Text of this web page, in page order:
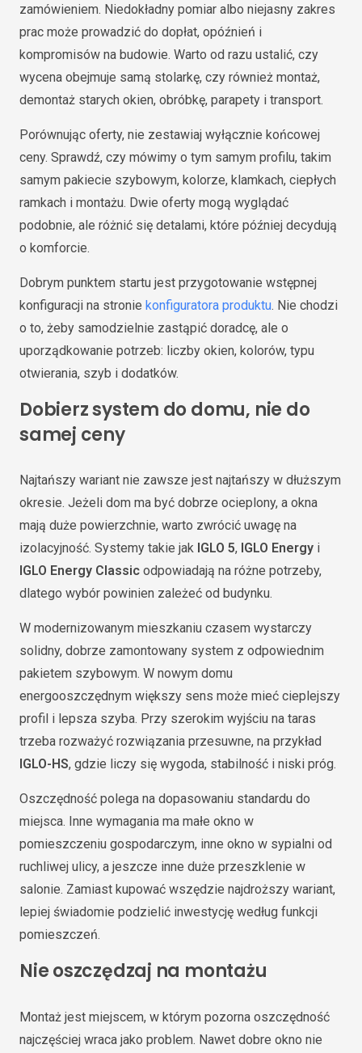
zamówieniem. Niedokładny pomiar albo niejasny zakres
prac może prowadzić do dopłat, opóźnień i
kompromisów na budowie. Warto od razu ustalić, czy
wycena obejmuje samą stolarkę, czy również montaż,
demontaż starych okien, obróbkę, parapety i transport.
Porównując oferty, nie zestawiaj wyłącznie końcowej
ceny. Sprawdź, czy mówimy o tym samym profilu, takim
samym pakiecie szybowym, kolorze, klamkach, ciepłych
ramkach i montażu. Dwie oferty mogą wyglądać
podobnie, ale różnić się detalami, które później decydują
o komforcie.
Dobrym punktem startu jest przygotowanie wstępnej
konfiguracji na stronie konfiguratora produktu. Nie chodzi
o to, żeby samodzielnie zastąpić doradcę, ale o
uporządkowanie potrzeb: liczby okien, kolorów, typu
otwierania, szyb i dodatków.
Dobierz system do domu, nie do
samej ceny
Najtańszy wariant nie zawsze jest najtańszy w dłuższym
okresie. Jeżeli dom ma być dobrze ocieplony, a okna
mają duże powierzchnie, warto zwrócić uwagę na
izolacyjność. Systemy takie jak IGLO 5, IGLO Energy i
IGLO Energy Classic odpowiadają na różne potrzeby,
dlatego wybór powinien zależeć od budynku.
W modernizowanym mieszkaniu czasem wystarczy
solidny, dobrze zamontowany system z odpowiednim
pakietem szybowym. W nowym domu
energooszczędnym większy sens może mieć cieplejszy
profil i lepsza szyba. Przy szerokim wyjściu na taras
trzeba rozważyć rozwiązania przesuwne, na przykład
IGLO-HS, gdzie liczy się wygoda, stabilność i niski próg.
Oszczędność polega na dopasowaniu standardu do
miejsca. Inne wymagania ma małe okno w
pomieszczeniu gospodarczym, inne okno w sypialni od
ruchliwej ulicy, a jeszcze inne duże przeszklenie w
salonie. Zamiast kupować wszędzie najdroższy wariant,
lepiej świadomie podzielić inwestycję według funkcji
pomieszczeń.
Nie oszczędzaj na montażu
Montaż jest miejscem, w którym pozorna oszczędność
najczęściej wraca jako problem. Nawet dobre okno nie